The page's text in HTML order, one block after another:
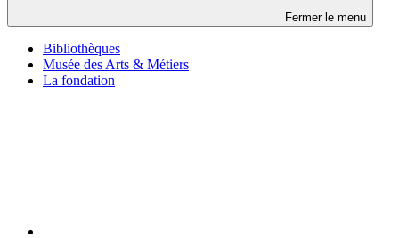
Fermer le menu
Bibliothèques
Musée des Arts & Métiers
La fondation